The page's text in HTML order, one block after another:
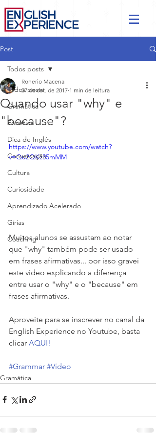
Post
Todos posts
Gramática
Fonética
Dica de Inglês
Conversação
Cultura
Curiosidade
Aprendizado Acelerado
Gírias
Coaching
Todos posts
Quando usar "why" e
"because"?
Ronerio Macena
27 de set. de 2017 1 min de leitura
https://www.youtube.com/watch?
v=Qu2QKz35mMM
Muitos alunos se assustam ao notar
que "why" também pode ser usado
em frases afirmativas... por isso gravei
este vídeo explicando a diferença
entre usar o "why" e o "because" em
frases afirmativas.
Aproveite para se inscrever no canal da
English Experience no Youtube, basta
clicar AQUI!
#Grammar #Vídeo
Gramática